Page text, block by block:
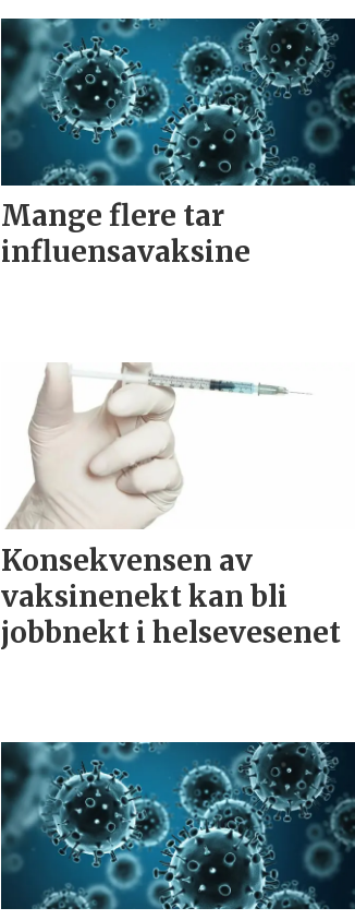
Mange flere tar
influensavaksine
Konsekvensen av
vaksinenekt kan bli
jobbnekt i helsevesenet